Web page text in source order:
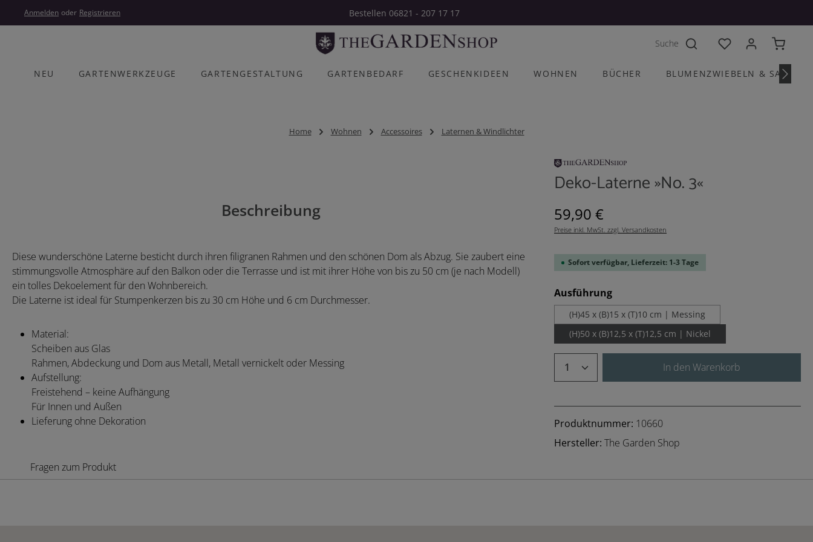
Hauptinhalt springen
Zur Hauptnavigation springen
Anmelden oder Registrieren Bestellen 06821 - 207 17 17
Du hast 0 Produkte
NEU GARTENWERKZEUGE GARTENGESTALTUNG GARTENBEDARF GESCHENKIDEEN WOHNEN BÜCHER BLUMENZWIEBELN &
Home Wohnen Accessoires Laternen & Windlichter
Deko-Laterne »No. 3«
Regulärer Preis:
59,90 €
Preise inkl. MwSt. zzgl. Versandkosten
Sofort verfügbar, Lieferzeit: 1-3 Tage
Ausführungauswählen
(H)45 x (B)15 x (T)10 cm | Messing
(H)50 x (B)12,5 x (T)12,5 cm | Nickel
Produkt Anzahl: Gib den
In den Warenkorb
Produktnummer: 10660
Hersteller: The Garden Shop
Beschreibung
Diese wunderschöne Laterne besticht durch ihren filigranen Rahmen und den schönen Dom als Abzug. Sie zaubert eine
stimmungsvolle Atmosphäre auf den Balkon oder die Terrasse und ist mit ihrer Höhe von bis zu 50 cm (je nach Modell)
ein tolles Dekoelement für den Wohnbereich.
Die Laterne ist ideal für Stumpenkerzen bis zu 30 cm Höhe und 6 cm Durchmesser.
Material:
Scheiben aus Glas
Rahmen, Abdeckung und Dom aus Metall, Metall vernickelt oder Messing
Aufstellung:
Freistehend – keine Aufhängung
Für Innen und Außen
Lieferung ohne Dekoration
Fragen zum Produkt